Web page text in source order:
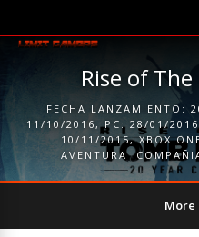
Rise of
FECHA LANZAMIENTO:
11/10/2016,PC: 28/01/2016
10/11/2015,XBOX
AVENTURA
More